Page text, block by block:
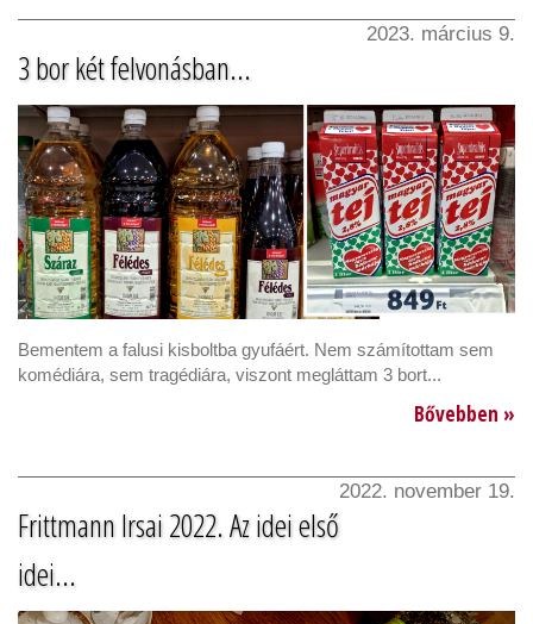
2023. március 9.
3 bor két felvonásban...
Bementem a falusi kisboltba gyufáért. Nem számítottam sem
komédiára, sem tragédiára, viszont megláttam 3 bort...
Bővebben »
2022. november 19.
Frittmann Irsai 2022. Az idei első
idei...